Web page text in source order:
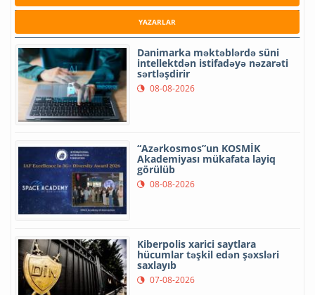
YAZARLAR
Danimarka məktəblərdə süni
intellektdən istifadəyə nəzarəti
sərtləşdirir
08-08-2026
“Azərkosmos”un KOSMİK
Akademiyası mükafata layiq
görülüb
08-08-2026
Kiberpolis xarici saytlara
hücumlar təşkil edən şəxsləri
saxlayıb
07-08-2026